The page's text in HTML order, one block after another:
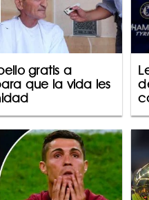
gratis a
que la vida les